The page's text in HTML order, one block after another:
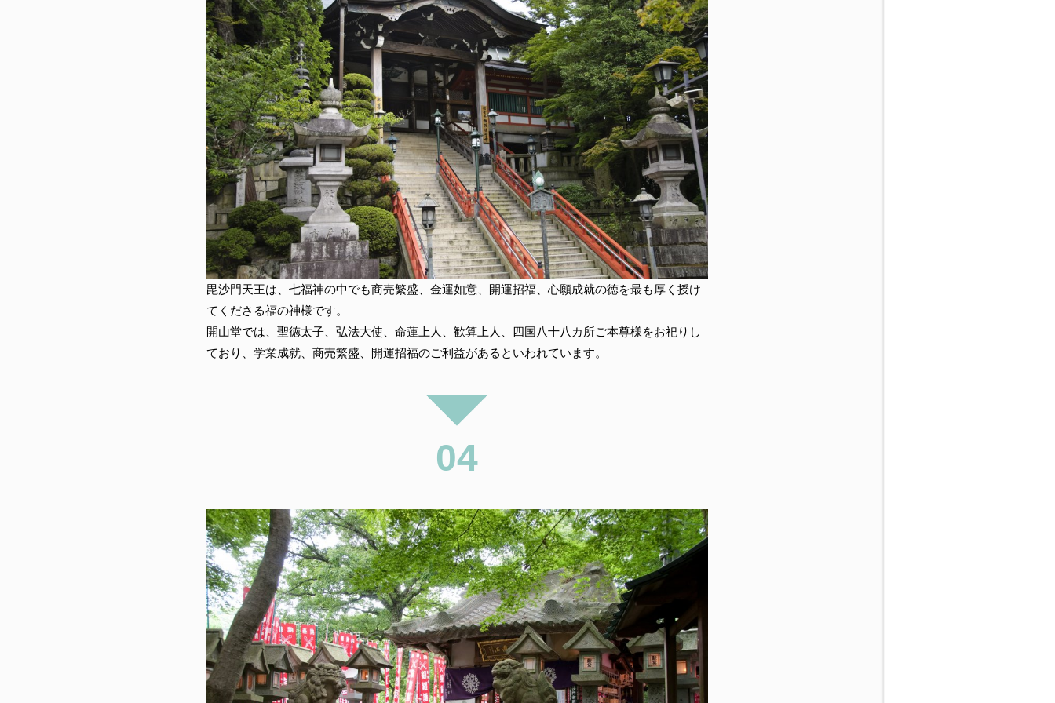
毘沙門天王は、七福神の中でも商売繁盛、金運如意、開運招福、心願成就の徳を最も厚く授け
てくださる福の神様です。
開山堂では、聖徳太子、弘法大使、命蓮上人、歓算上人、四国八十八カ所ご本尊様をお祀りし
ており、学業成就、商売繁盛、開運招福のご利益があるといわれています。
04